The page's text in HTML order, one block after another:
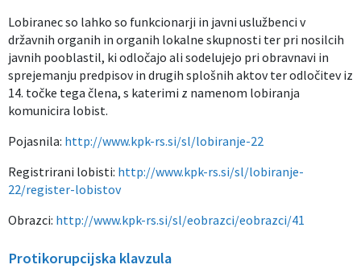
Lobiranec so lahko so funkcionarji in javni uslužbenci v
državnih organih in organih lokalne skupnosti ter pri nosilcih
javnih pooblastil, ki odločajo ali sodelujejo pri obravnavi in
sprejemanju predpisov in drugih splošnih aktov ter odločitev iz
14. točke tega člena, s katerimi z namenom lobiranja
komunicira lobist.
Pojasnila: http://www.kpk-rs.si/sl/lobiranje-22
Registrirani lobisti: http://www.kpk-rs.si/sl/lobiranje-
22/register-lobistov
Obrazci: http://www.kpk-rs.si/sl/eobrazci/eobrazci/41
Protikorupcijska klavzula